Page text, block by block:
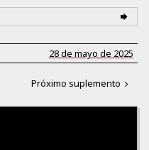
28 de mayo de 2025
Próximo suplemento